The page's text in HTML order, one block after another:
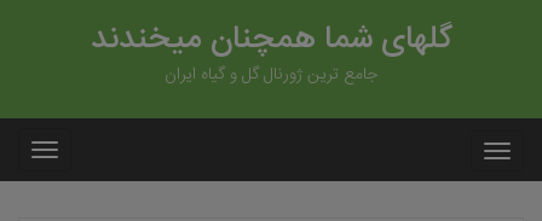
گلهای شما همچنان میخندند
جامع ترین ژورنال گل و گیاه ایران